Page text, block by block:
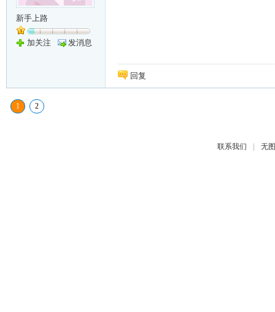
新手上路
加关注 发消息
回复
1 2
联系我们 | 无